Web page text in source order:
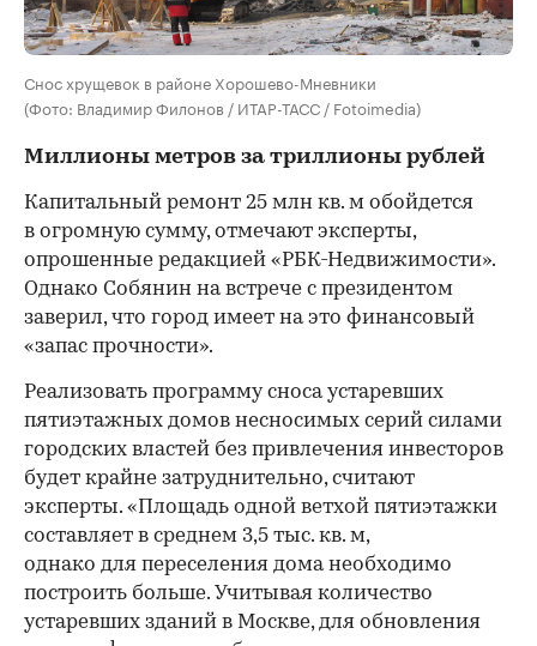
Снос хрущевок в районе Хорошево-Мневники
(Фото: Владимир Филонов / ИТАР-ТАСС / Fotoimedia)
Миллионы метров за триллионы рублей
Капитальный ремонт 25 млн кв. м обойдется
в огромную сумму, отмечают эксперты,
опрошенные редакцией «РБК-Недвижимости».
Однако Собянин на встрече с президентом
заверил, что город имеет на это финансовый
«запас прочности».
Реализовать программу сноса устаревших
пятиэтажных домов несносимых серий силами
городских властей без привлечения инвесторов
будет крайне затруднительно, считают
эксперты. «Площадь одной ветхой пятиэтажки
составляет в среднем 3,5 тыс. кв. м,
однако для переселения дома необходимо
построить больше. Учитывая количество
устаревших зданий в Москве, для обновления